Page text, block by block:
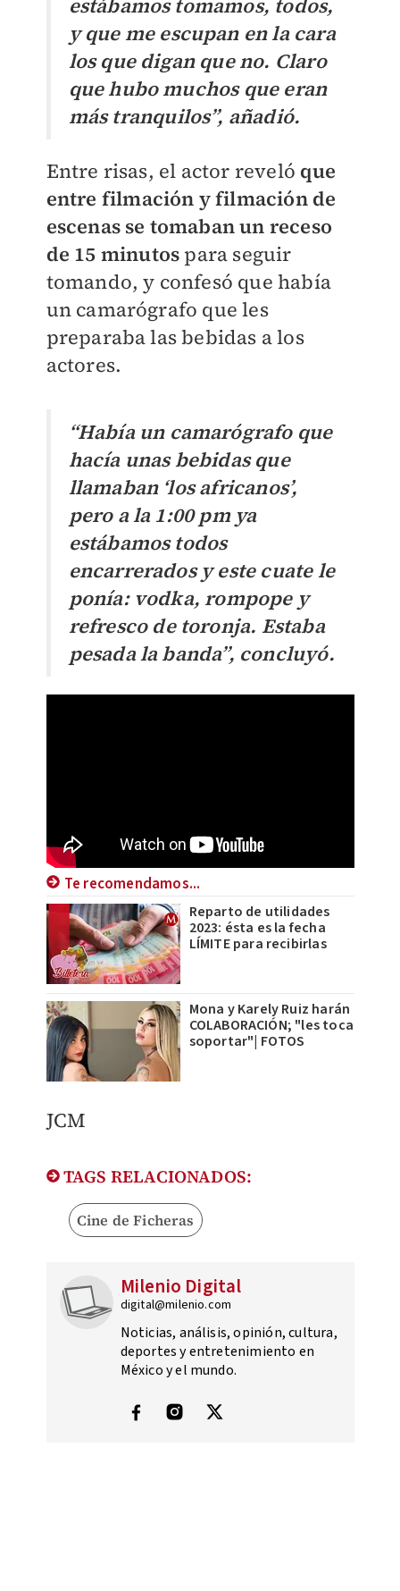
y que me escupan en la cara
los que digan que no. Claro
que hubo muchos que eran
más tranquilos”, añadió.
Entre risas, el actor reveló que
entre filmación y filmación de
escenas se tomaban un receso
de 15 minutos para seguir
tomando, y confesó que había
un camarógrafo que les
preparaba las bebidas a los
actores.
“Había un camarógrafo que
hacía unas bebidas que
llamaban ‘los africanos’,
pero a la 1:00 pm ya
estábamos todos
encarrerados y este cuate le
ponía: vodka, rompope y
refresco de toronja. Estaba
pesada la banda”, concluyó.
Te recomendamos...
Reparto de utilidades
2023: ésta es la fecha
LÍMITE para recibirlas
Mona y Karely Ruiz harán
COLABORACIÓN; "les toca
soportar"| FOTOS
JCM
TAGS RELACIONADOS:
Cine de Ficheras
Milenio Digital
digital@milenio.com
Noticias, análisis, opinión, cultura,
deportes y entretenimiento en
México y el mundo.